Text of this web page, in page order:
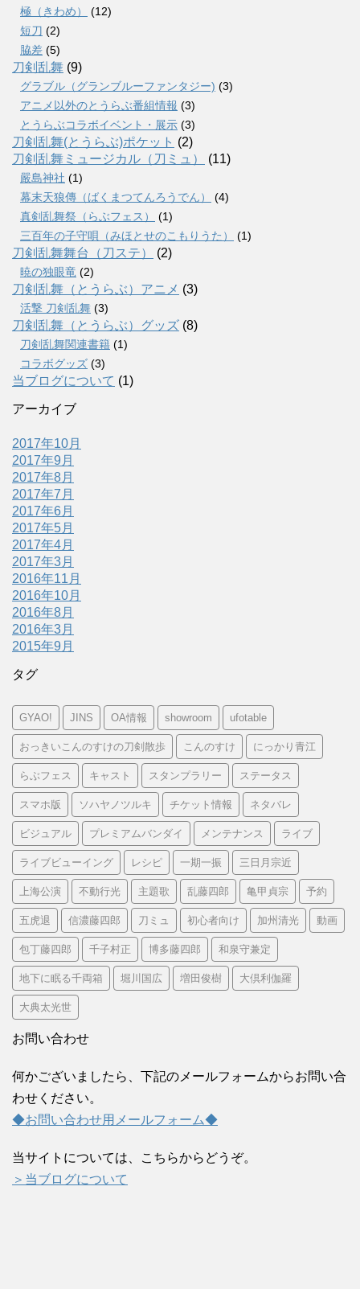
極（きわめ）
(12)
短刀 (2)
脇差 (5)
刀剣乱舞 (9)
グラブル（グランブルーファンタジー) (3)
アニメ以外のとうらぶ番組情報 (3)
とうらぶコラボイベント・展示 (3)
刀剣乱舞(とうらぶ)ポケット (2)
刀剣乱舞ミュージカル（刀ミュ）
(11)
嚴島神社 (1)
幕末天狼傳（ばくまつてんろうでん）
(4)
真剣乱舞祭（らぶフェス）
(1)
三百年の子守唄（みほとせのこもりうた）
(1)
刀剣乱舞舞台（刀ステ） (2)
暁の独眼竜 (2)
刀剣乱舞（とうらぶ）アニメ (3)
活撃 刀剣乱舞 (3)
刀剣乱舞（とうらぶ）グッズ (8)
刀剣乱舞関連書籍 (1)
コラボグッズ (3)
当ブログについて (1)
アーカイブ
2017年10月
2017年9月
2017年8月
2017年7月
2017年6月
2017年5月
2017年4月
2017年3月
2016年11月
2016年10月
2016年8月
2016年3月
2015年9月
タグ
GYAO! JINS OA情報 showroom ufotable
おっきいこんのすけの刀剣散歩 こんのすけ にっかり青江
らぶフェス キャスト スタンプラリー ステータス
スマホ版 ソハヤノツルキ チケット情報 ネタバレ
ビジュアル プレミアムバンダイ メンテナンス ライブ
ライブビューイング レシピ 一期一振 三日月宗近
上海公演 不動行光 主題歌 乱藤四郎 亀甲貞宗 予約
五虎退 信濃藤四郎 刀ミュ 初心者向け 加州清光 動画
包丁藤四郎 千子村正 博多藤四郎 和泉守兼定
地下に眠る千両箱 堀川国広 増田俊樹 大倶利伽羅
大典太光世
お問い合わせ
何かございましたら、下記のメールフォームからお問い合
わせください。
◆お問い合わせ用メールフォーム◆
当サイトについては、こちらからどうぞ。
＞当ブログについて